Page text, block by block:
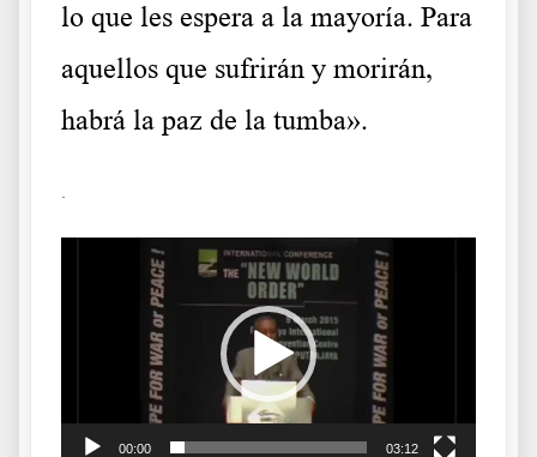
lo que les espera a la mayoría. Para
aquellos que sufrirán y morirán,
habrá la paz de la tumba».
Reproductor
00:00 03:12